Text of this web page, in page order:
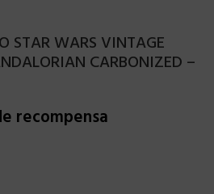
STAR WARS VINTAGE
CARBONIZED –
recompensa